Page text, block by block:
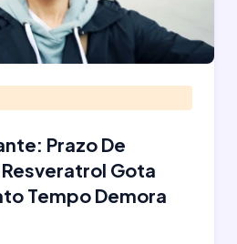
Prazo De
Gota
Tempo Demora